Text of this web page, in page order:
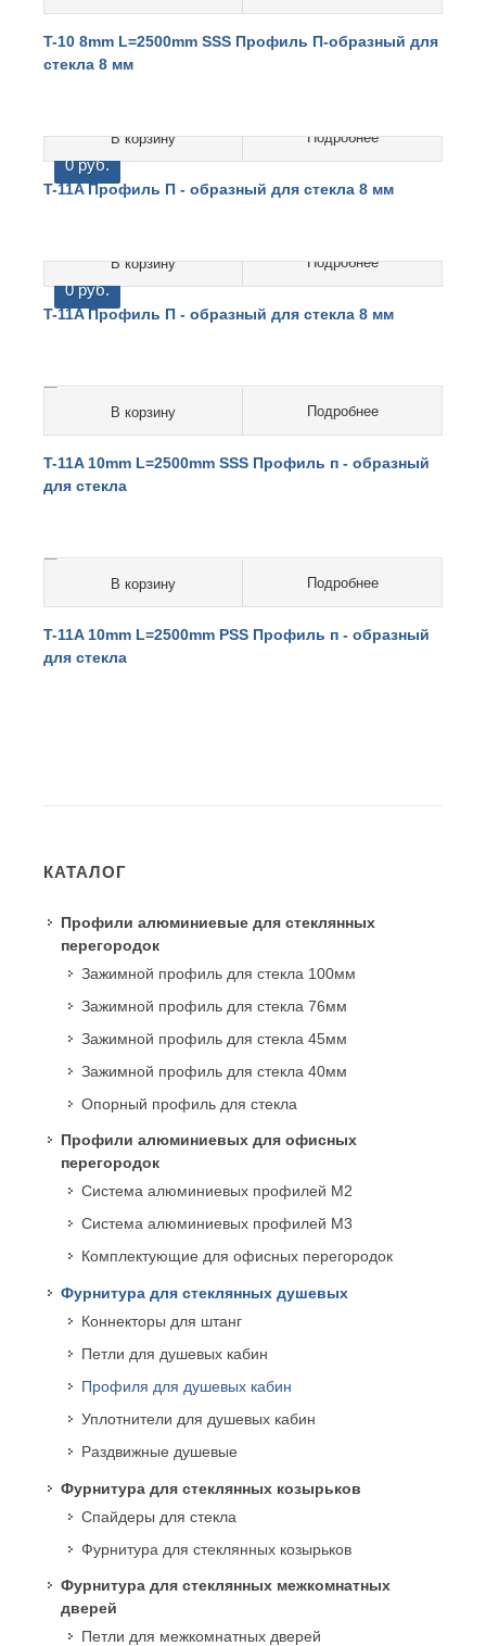
T-10 8mm L=2500mm SSS Профиль П-образный для
стекла 8 мм
0 руб.
В корзину Подробнее
T-11A Профиль П - образный для стекла 8 мм
0 руб.
В корзину Подробнее
T-11A Профиль П - образный для стекла 8 мм
В корзину Подробнее
T-11A 10mm L=2500mm SSS Профиль п - образный
для стекла
В корзину Подробнее
T-11A 10mm L=2500mm PSS Профиль п - образный
для стекла
КАТАЛОГ
Профили алюминиевые для стеклянных
перегородок
Зажимной профиль для стекла 100мм
Зажимной профиль для стекла 76мм
Зажимной профиль для стекла 45мм
Зажимной профиль для стекла 40мм
Опорный профиль для стекла
Профили алюминиевых для офисных
перегородок
Система алюминиевых профилей M2
Система алюминиевых профилей M3
Комплектующие для офисных перегородок
Фурнитура для стеклянных душевых
Коннекторы для штанг
Петли для душевых кабин
Профиля для душевых кабин
Уплотнители для душевых кабин
Раздвижные душевые
Фурнитура для стеклянных козырьков
Спайдеры для стекла
Фурнитура для стеклянных козырьков
Фурнитура для стеклянных межкомнатных
дверей
Петли для межкомнатных дверей